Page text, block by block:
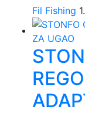
Fil Fishing